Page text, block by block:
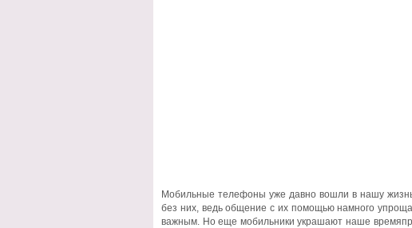
Мобильные телефоны уже давно вошли в нашу
без них, ведь общение с их помощью намного
важным. Но еще мобильники украшают наше